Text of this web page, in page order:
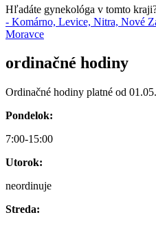
Hľadáte gynekológa v tomto
- Komárno, Levice, Nitra, Nové
Moravce
ordinačné hodiny
Ordinačné hodiny platné od
Pondelok:
7:00-15:00
Utorok:
neordinuje
Streda: